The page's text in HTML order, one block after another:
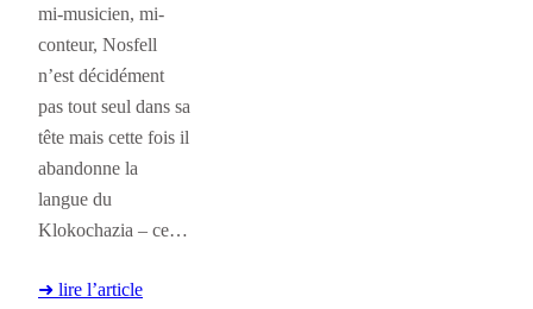
mi-musicien, mi-
conteur, Nosfell
n’est décidément
pas tout seul dans sa
tête mais cette fois il
abandonne la
langue du
Klokochazia – ce…
➜ lire l’article